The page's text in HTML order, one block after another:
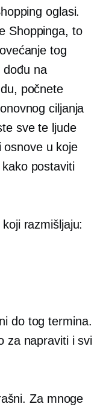
oglasi.
Shoppinga, to
tog
dođu na
počnete
ciljanja
sve te ljude
u koje
postaviti
razmišljaju:
do tog termina.
za napraviti i svi
Za mnoge